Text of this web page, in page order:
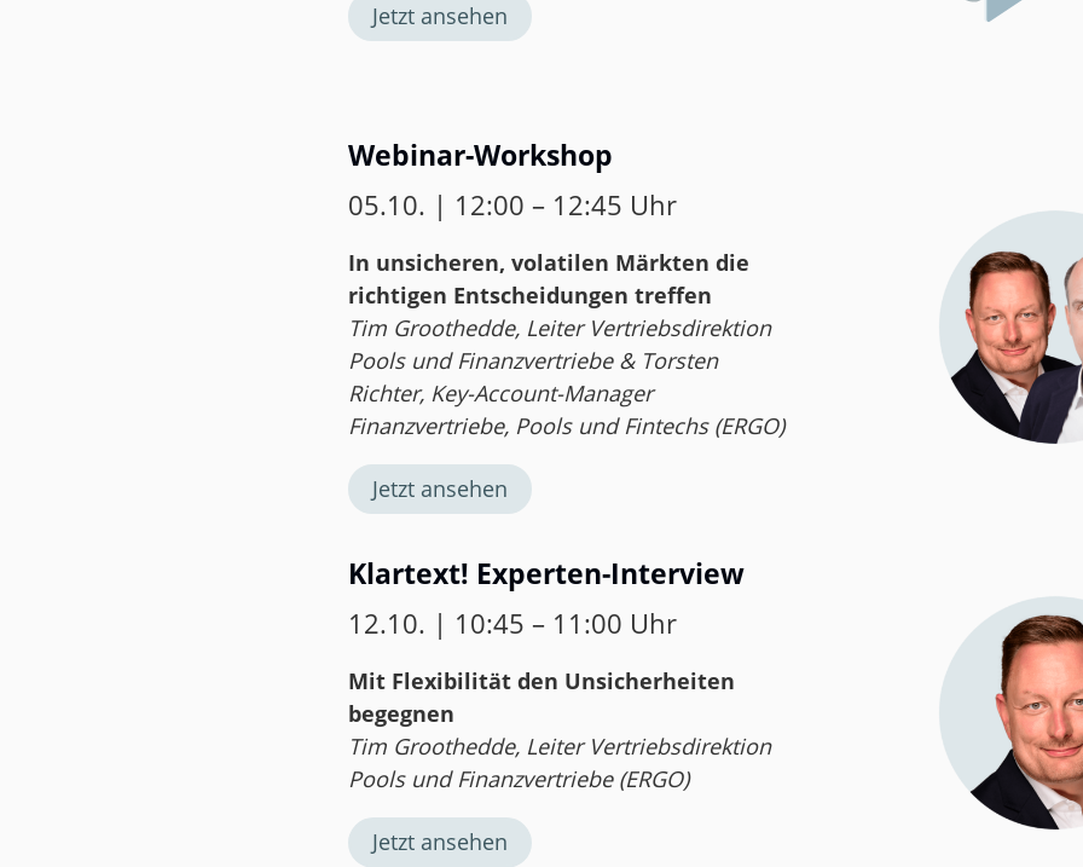
Jetzt ansehen
Webinar-Workshop
05.10. | 12:00 – 12:45 Uhr
In unsicheren, volatilen Märkten die
richtigen Entscheidungen treffen
Tim Groothedde, Leiter Vertriebsdirektion
Pools und Finanzvertriebe & Torsten
Richter, Key-Account-Manager
Finanzvertriebe, Pools und Fintechs (ERGO)
Jetzt ansehen
Klartext! Experten-Interview
12.10. | 10:45 – 11:00 Uhr
Mit Flexibilität den Unsicherheiten
begegnen
Tim Groothedde, Leiter Vertriebsdirektion
Pools und Finanzvertriebe (ERGO)
Jetzt ansehen